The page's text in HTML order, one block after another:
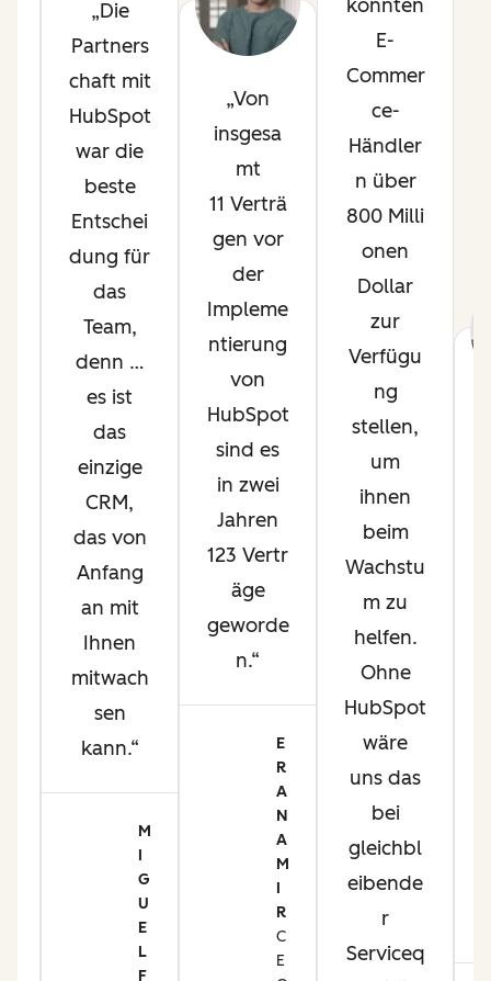
Die
Partners
chaft mit
HubSpot
war die
beste
Entschei
dung für
das
Team,
denn …
es ist
das
einzige
CRM,
das von
Anfang
an mit
Ihnen
mitwach
sen
kann.
M
I
G
U
E
L
F
Von
insgesa
mt
11 Verträ
gen vor
der
Impleme
ntierung
von
HubSpot
sind es
in zwei
Jahren
123 Vertr
äge
geworde
n.
E
R
A
N
A
M
I
R
C
E
konnten
E-
Commer
ce-
Händler
n über
800 Milli
onen
Dollar
zur
Verfügu
ng
stellen,
um
ihnen
beim
Wachstu
m zu
helfen.
Ohne
HubSpot
wäre
uns das
bei
gleichbl
eibende
r
Serviceq